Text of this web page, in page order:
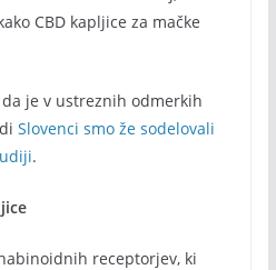
CBD kapljice za mačke
je v ustreznih odmerkih
Slovenci smo že sodelovali
.
receptorjev, ki